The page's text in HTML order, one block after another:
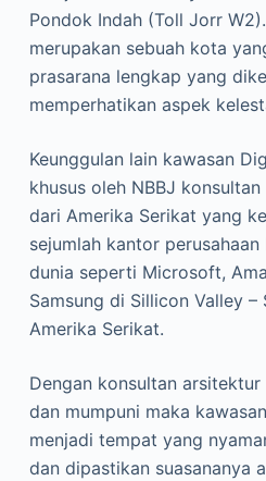
Pondok Indah (Toll Jorr
merupakan sebuah kota
prasarana lengkap yang
memperhatikan aspek
Keunggulan lain kawasan
khusus oleh NBBJ
dari Amerika Serikat yang
sejumlah kantor
dunia seperti Microsoft,
Samsung di Sillicon Valley –
Amerika Serikat.
Dengan konsultan
dan mumpuni maka
menjadi tempat yang
dan dipastikan suasananya